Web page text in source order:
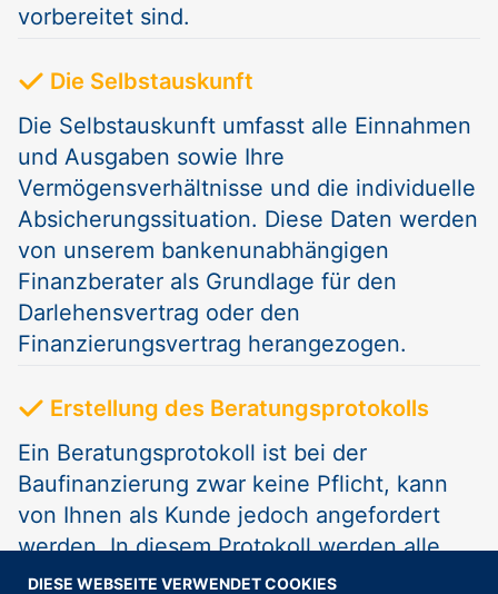
DIESE WEBSEITE VERWENDET COOKIES
vorbereitet sind.
Die Selbstauskunft
Die Selbstauskunft umfasst alle Einnahmen
und Ausgaben sowie Ihre
Vermögensverhältnisse und die individuelle
Absicherungssituation. Diese Daten werden
von unserem bankenunabhängigen
Finanzberater als Grundlage für den
Darlehensvertrag oder den
Finanzierungsvertrag herangezogen.
Erstellung des Beratungsprotokolls
Ein Beratungsprotokoll ist bei der
Baufinanzierung zwar keine Pflicht, kann
von Ihnen als Kunde jedoch angefordert
werden. In diesem Protokoll werden alle
Schritte der Finanzberatung dokumentiert